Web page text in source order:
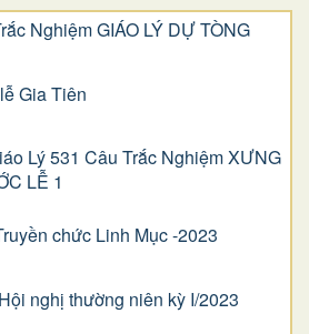
Nghiệm GIÁO LÝ DỰ TÒNG
Gia Tiên
Lý 531 Câu Trắc Nghiệm XƯNG
LỄ 1
chức Linh Mục -2023
nghị thường niên kỳ I/2023